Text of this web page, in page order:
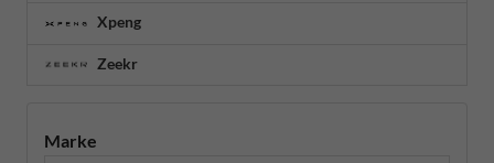
Xpeng
Zeekr
Marke